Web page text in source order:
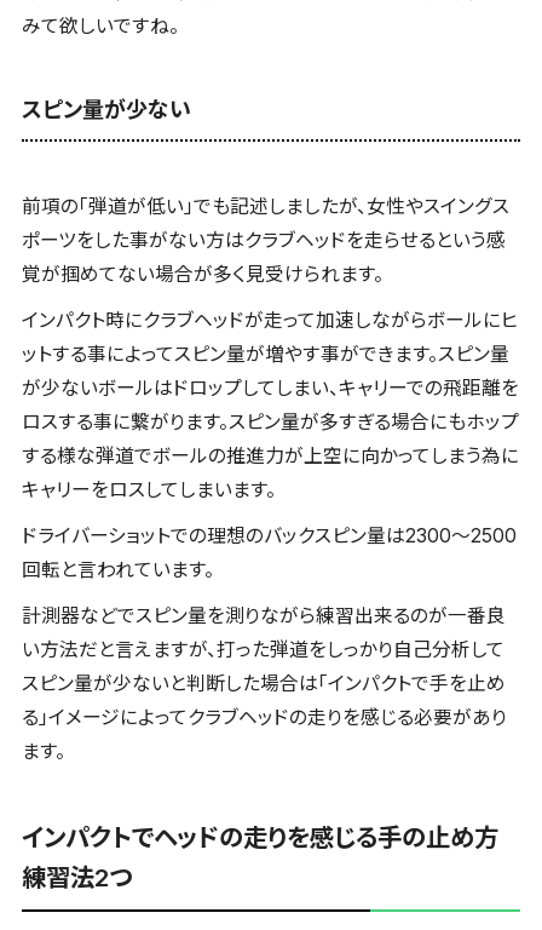
みて欲しいですね。
スピン量が少ない
前項の「弾道が低い」でも記述しましたが、女性やスイングス
ポーツをした事がない方はクラブヘッドを走らせるという感
覚が掴めてない場合が多く見受けられます。
インパクト時にクラブヘッドが走って加速しながらボールにヒ
ットする事によってスピン量が増やす事ができます。スピン量
が少ないボールはドロップしてしまい、キャリーでの飛距離を
ロスする事に繋がります。スピン量が多すぎる場合にもホップ
する様な弾道でボールの推進力が上空に向かってしまう為に
キャリーをロスしてしまいます。
ドライバーショットでの理想のバックスピン量は2300〜2500
回転と言われています。
計測器などでスピン量を測りながら練習出来るのが一番良
い方法だと言えますが、打った弾道をしっかり自己分析して
スピン量が少ないと判断した場合は「インパクトで手を止め
る」イメージによってクラブヘッドの走りを感じる必要があり
ます。
インパクトでヘッドの走りを感じる手の止め方
練習法2つ